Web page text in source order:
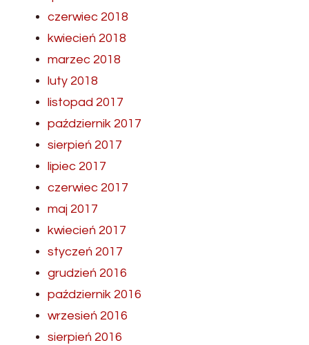
czerwiec 2018
kwiecień 2018
marzec 2018
luty 2018
listopad 2017
październik 2017
sierpień 2017
lipiec 2017
czerwiec 2017
maj 2017
kwiecień 2017
styczeń 2017
grudzień 2016
październik 2016
wrzesień 2016
sierpień 2016